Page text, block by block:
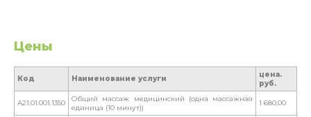
Цены
Код Наименование услуги
цена.
руб.
A21.01.001.1350
Общий массаж медицинский (одна массажная
единица (10 минут))
1 680,00